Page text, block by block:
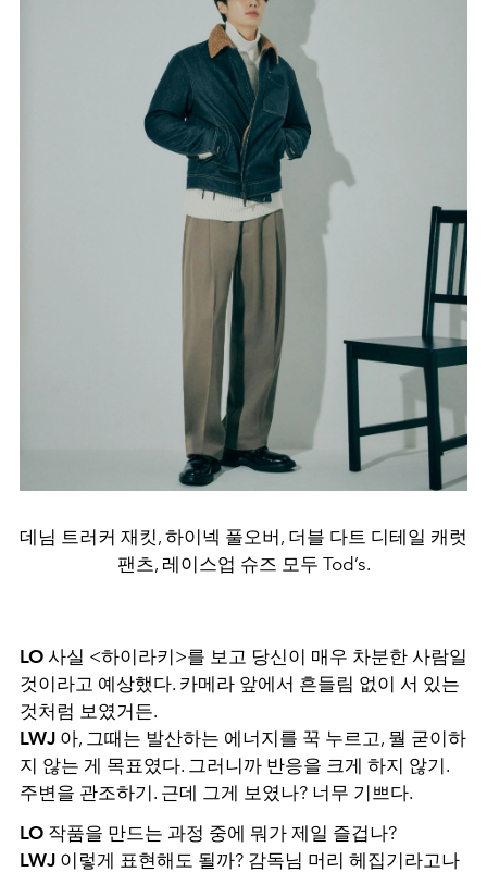
데님 트러커 재킷, 하이넥 풀오버, 더블 다트 디테일 캐럿
팬츠, 레이스업 슈즈 모두 Tod’s.
LO 사실 <하이라키>를 보고 당신이 매우 차분한 사람일
것이라고 예상했다. 카메라 앞에서 흔들림 없이 서 있는
것처럼 보였거든.
LWJ 아, 그때는 발산하는 에너지를 꾹 누르고, 뭘 굳이하
지 않는 게 목표였다. 그러니까 반응을 크게 하지 않기.
주변을 관조하기. 근데 그게 보였나? 너무 기쁘다.
LO 작품을 만드는 과정 중에 뭐가 제일 즐겁나?
LWJ 이렇게 표현해도 될까? 감독님 머리 헤집기라고나